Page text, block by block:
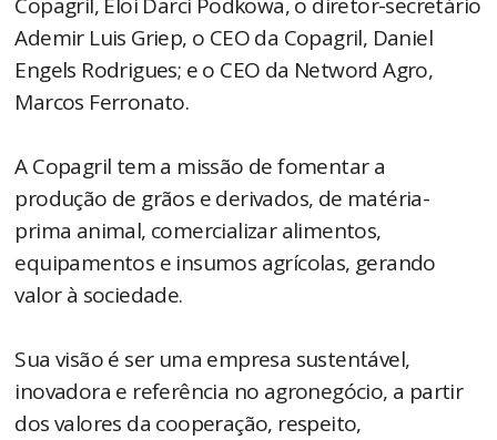
Copagril, Eloi Darci Podkowa, o diretor-secretário
Ademir Luis Griep, o CEO da Copagril, Daniel
Engels Rodrigues; e o CEO da Netword Agro,
Marcos Ferronato.
A Copagril tem a missão de fomentar a
produção de grãos e derivados, de matéria-
prima animal, comercializar alimentos,
equipamentos e insumos agrícolas, gerando
valor à sociedade.
Sua visão é ser uma empresa sustentável,
inovadora e referência no agronegócio, a partir
dos valores da cooperação, respeito,